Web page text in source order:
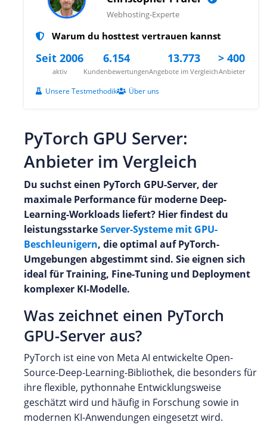
Webhosting-Experte
Warum du hosttest vertrauen kannst
Seit 2006
aktiv
6.154
Kundenbewertungen
13.773
Angebote im Vergleich
> 400
Anbieter
Unsere Testmethodik Über uns
PyTorch GPU Server:
Anbieter im Vergleich
Du suchst einen PyTorch GPU-Server, der
maximale Performance für moderne Deep-
Learning-Workloads liefert? Hier findest du
leistungsstarkeServer-Systeme mit GPU-
Beschleunigern, die optimal auf PyTorch-
Umgebungen abgestimmt sind. Sie eignen sich
ideal für Training, Fine-Tuning und Deployment
komplexer KI-Modelle.
Was zeichnet einen PyTorch
GPU-Server aus?
PyTorch ist eine von Meta AI entwickelte Open-
Source-Deep-Learning-Bibliothek, die besonders für
ihre flexible, pythonnahe Entwicklungsweise
geschätzt wird und häufig in Forschung sowie in
modernen KI-Anwendungen eingesetzt wird.